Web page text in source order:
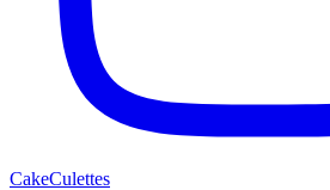
CakeCulettes